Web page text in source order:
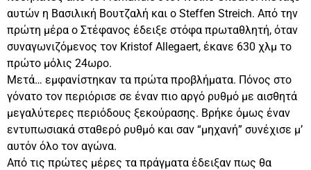
αυτών η Βασιλική Βουτζαλή και ο Steffen Streich. Από την
πρώτη μέρα ο Στέφανος έδειξε στόφα πρωταθλητή, όταν
συναγωνιζόμενος τον Kristof Allegaert, έκανε 630 χλμ το
πρώτο μόλις 24ωρο.
Μετά… εμφανίστηκαν τα πρώτα προβλήματα. Πόνος στο
γόνατο τον περιόρισε σε έναν πιο αργό ρυθμό με αισθητά
μεγαλύτερες περιόδους ξεκούρασης. Βρήκε όμως έναν
εντυπωσιακά σταθερό ρυθμό και σαν “μηχανή” συνέχισε μ’
αυτόν όλο τον αγώνα.
Από τις πρώτες μέρες τα πράγματα έδειξαν πως θα